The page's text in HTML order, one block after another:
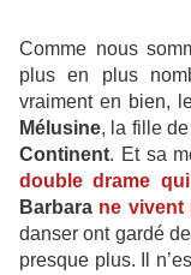
Comme nous
plus en plus
vraiment en bien,
Mélusine, la fille de
Continent. Et sa
double drame
Barbara ne vivent
danser ont gardé
presque plus. Il